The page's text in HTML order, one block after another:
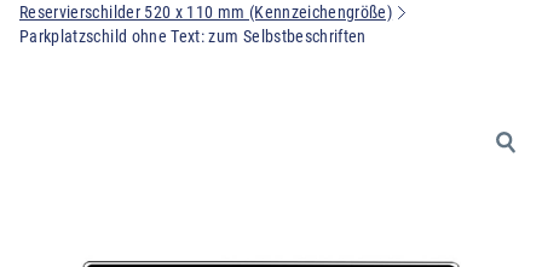
Reservierschilder 520 x 110 mm (Kennzeichengröße)
Parkplatzschild ohne Text: zum Selbstbeschriften